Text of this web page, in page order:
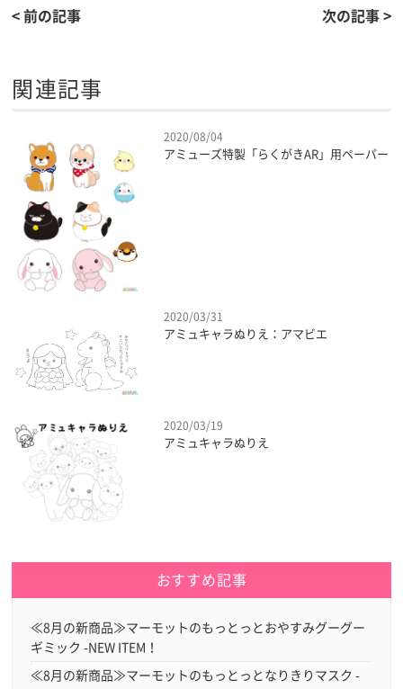
< 前の記事 次の記事 >
関連記事
2020/08/04
アミューズ特製「らくがきAR」用ペーパー
2020/03/31
アミュキャラぬりえ：アマビエ
2020/03/19
アミュキャラぬりえ
おすすめ記事
≪8月の新商品≫マーモットのもっとっとおやすみグーグー
ギミック -NEW ITEM！
≪8月の新商品≫マーモットのもっとっとなりきりマスク -